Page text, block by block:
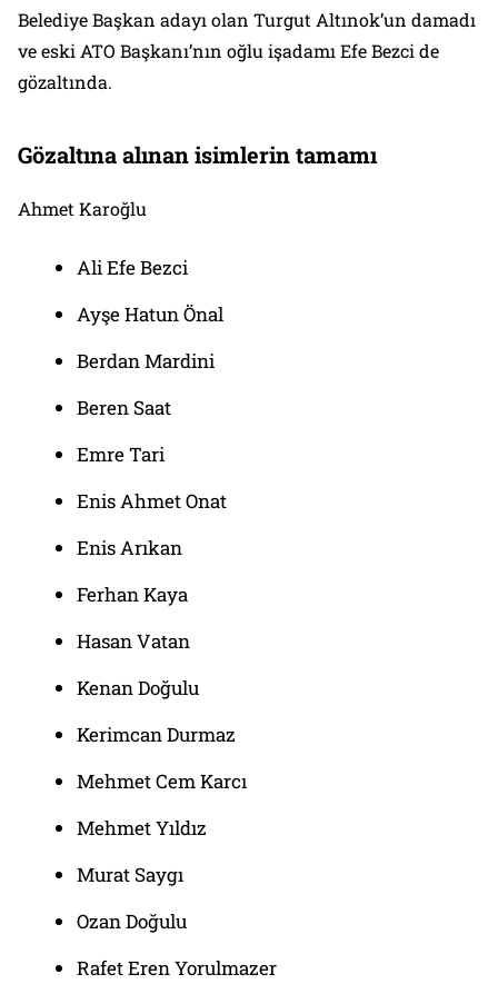
Belediye Başkan adayı olan Turgut Altınok’un damadı
ve eski ATO Başkanı’nın oğlu işadamı Efe Bezci de
gözaltında.
Gözaltına alınan isimlerin tamamı
Ahmet Karoğlu
Ali Efe Bezci
Ayşe Hatun Önal
Berdan Mardini
Beren Saat
Emre Tari
Enis Ahmet Onat
Enis Arıkan
Ferhan Kaya
Hasan Vatan
Kenan Doğulu
Kerimcan Durmaz
Mehmet Cem Karcı
Mehmet Yıldız
Murat Saygı
Ozan Doğulu
Rafet Eren Yorulmazer